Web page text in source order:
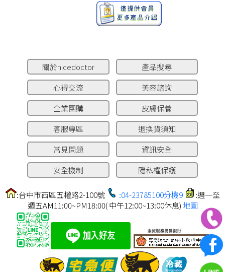
關於nicedoctor
產品搜尋
心得交流
美容諮詢
企業團購
皮膚保養
客服專區
退換貨須知
常見問題
資訊安全
安全機制
隱私權保護
:台中市西區五權路2-100號 :04-23785100分機9
:週一至
週五AM11:00~PM18:00( 中午12:00~13:00休息) 地圖